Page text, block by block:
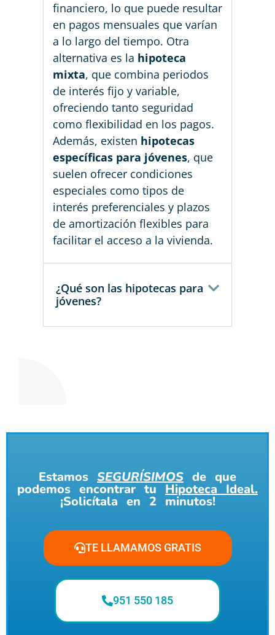
financiero, lo que puede resultar
en pagos mensuales que varían
a lo largo del tiempo. Otra
alternativa es la hipoteca
mixta, que combina periodos
de interés fijo y variable,
ofreciendo tanto seguridad
como flexibilidad en los pagos.
Además, existen hipotecas
específicas para jóvenes, que
suelen ofrecer condiciones
especiales como tipos de
interés preferenciales y plazos
de amortización flexibles para
facilitar el acceso a la vivienda.
¿Qué son las hipotecas para
jóvenes?
Estamos SEGURÍSIMOS de que
podemos encontrar tu Hipoteca Ideal.
¡Solicítala en 2 minutos!
TE LLAMAMOS GRATIS
951 550 185